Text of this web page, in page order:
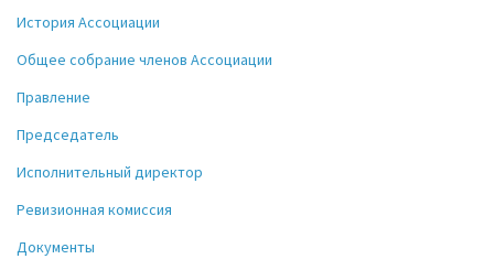
История Ассоциации
Общее собрание членов Ассоциации
Правление
Председатель
Исполнительный директор
Ревизионная комиссия
Документы